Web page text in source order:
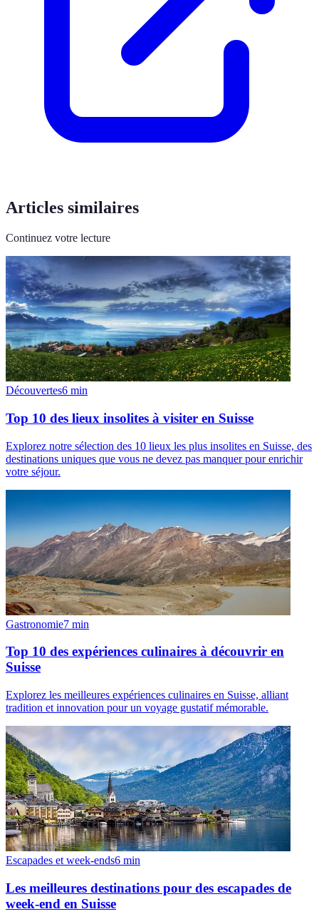
Articles similaires
Continuez votre lecture
Découvertes6 min
Top 10 des lieux insolites à visiter en Suisse
Explorez notre sélection des 10 lieux les plus insolites en Suisse, des
destinations uniques que vous ne devez pas manquer pour enrichir
votre séjour.
Gastronomie7 min
Top 10 des expériences culinaires à découvrir en
Suisse
Explorez les meilleures expériences culinaires en Suisse, alliant
tradition et innovation pour un voyage gustatif mémorable.
Escapades et week-ends6 min
Les meilleures destinations pour des escapades de
week-end en Suisse